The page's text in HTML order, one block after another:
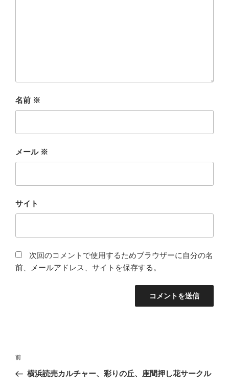
名前 ※
メール ※
サイト
次回のコメントで使用するためブラウザーに自分の名
前、メールアドレス、サイトを保存する。
投
ナ
前
の
前
横浜読売カルチャー、彩りの丘、座間押し花サークル